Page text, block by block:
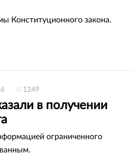
Конституционного закона.
1249
в получении
ограниченного